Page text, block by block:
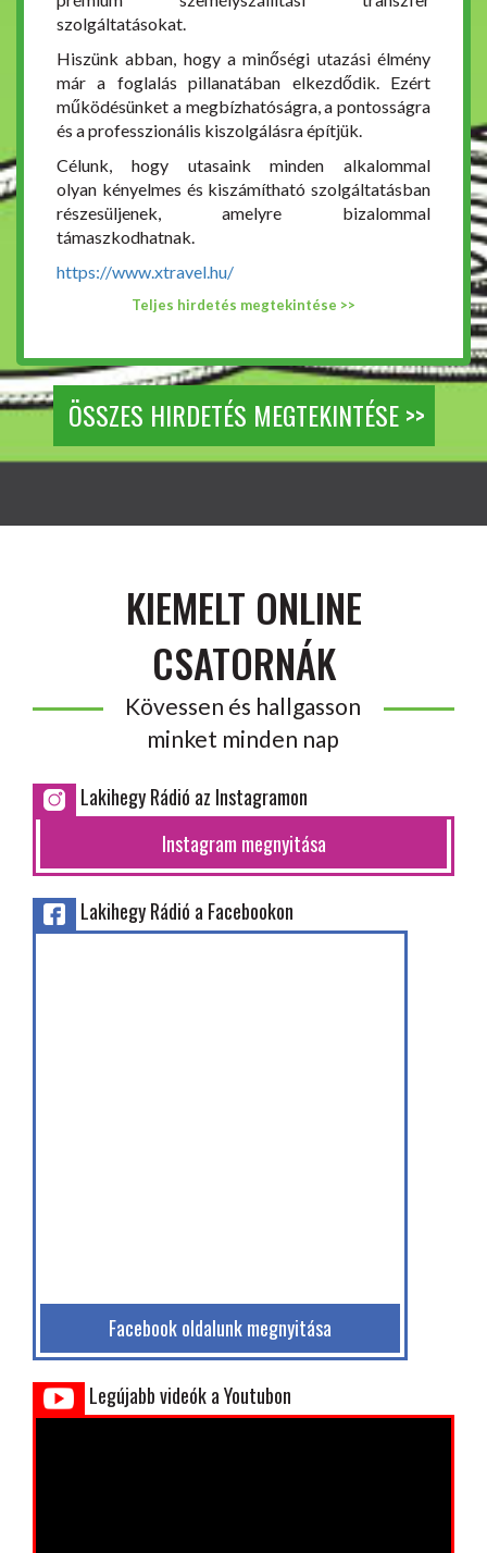
szolgáltatásokat.
Hiszünk abban, hogy a minőségi utazási élmény
már a foglalás pillanatában elkezdődik. Ezért
működésünket a megbízhatóságra, a pontosságra
és a professzionális kiszolgálásra építjük.
Célunk, hogy utasaink minden alkalommal
olyan kényelmes és kiszámítható szolgáltatásban
részesüljenek, amelyre bizalommal
támaszkodhatnak.
https://www.xtravel.hu/
Teljes hirdetés megtekintése >>
ÖSSZES HIRDETÉS MEGTEKINTÉSE >>
KIEMELT ONLINE
CSATORNÁK
Kövessen és hallgasson
minket minden nap
Lakihegy Rádió az Instagramon
Instagram megnyitása
Lakihegy Rádió a Facebookon
Facebook oldalunk megnyitása
Legújabb videók a Youtubon